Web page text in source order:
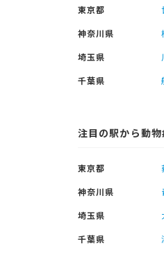
東京都
神奈川県
埼玉県
千葉県
注目の駅から動
東京都
神奈川県
埼玉県
千葉県